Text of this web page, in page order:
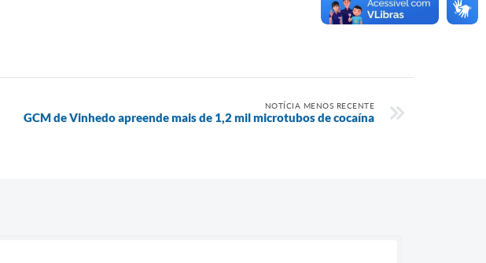
NOTÍCIA MENOS RECENTE
GCM de Vinhedo apreende mais de 1,2 mil microtubos de cocaína